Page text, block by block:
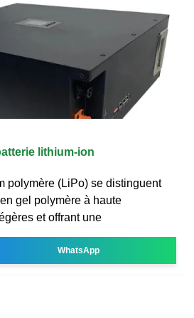
lithium-ion
polymère (LiPo) se distinguent
gel polymère à haute
et offrant une
WhatsApp